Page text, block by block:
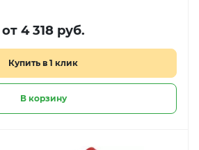
от 4 318 руб.
Купить в 1 клик
В корзину